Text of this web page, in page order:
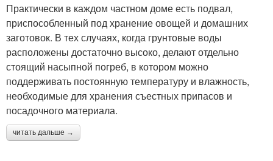
Практически в каждом частном доме есть подвал,
приспособленный под хранение овощей и домашних
заготовок. В тех случаях, когда грунтовые воды
расположены достаточно высоко, делают отдельно
стоящий насыпной погреб, в котором можно
поддерживать постоянную температуру и влажность,
необходимые для хранения съестных припасов и
посадочного материала.
читать дальше →